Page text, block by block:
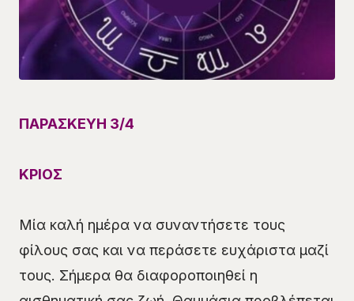
ΠΑΡΑΣΚΕΥΗ 3/4
ΚΡΙΟΣ
Μία καλή ημέρα να συναντήσετε τους
φίλους σας και να περάσετε ευχάριστα μαζί
τους. Σήμερα θα διαφοροποιηθεί η